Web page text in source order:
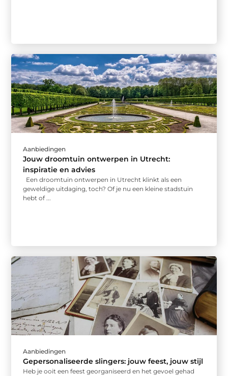
Aanbiedingen
Jouw droomtuin ontwerpen in Utrecht:
inspiratie en advies
Een droomtuin ontwerpen in Utrecht klinkt als een
geweldige uitdaging, toch? Of je nu een kleine stadstuin
hebt of ...
Aanbiedingen
Gepersonaliseerde slingers: jouw feest, jouw stijl
Heb je ooit een feest georganiseerd en het gevoel gehad